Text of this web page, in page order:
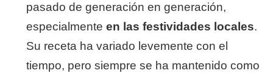
pasado de generación en generación,
especialmente en las festividades locales.
Su receta ha variado levemente con el
tiempo, pero siempre se ha mantenido como